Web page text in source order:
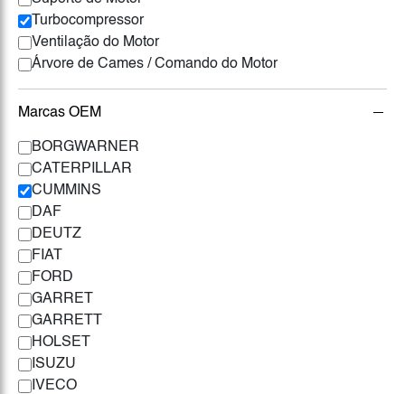
Turbocompressor
Ventilação do Motor
Árvore de Cames / Comando do Motor
Marcas OEM
BORGWARNER
CATERPILLAR
CUMMINS
DAF
DEUTZ
FIAT
FORD
GARRET
GARRETT
HOLSET
ISUZU
IVECO